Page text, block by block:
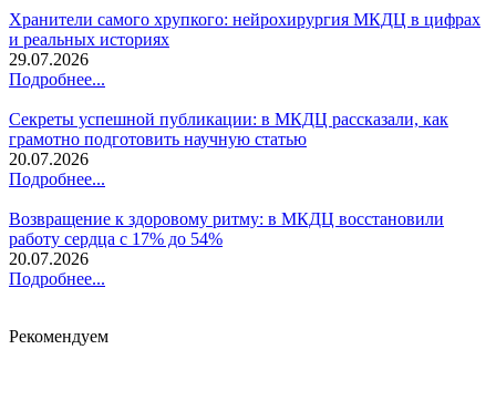
Хранители самого хрупкого: нейрохирургия МКДЦ в цифрах
и реальных историях
29.07.2026
Подробнее...
Секреты успешной публикации: в МКДЦ рассказали, как
грамотно подготовить научную статью
20.07.2026
Подробнее...
Возвращение к здоровому ритму: в МКДЦ восстановили
работу сердца с 17% до 54%
20.07.2026
Подробнее...
Рекомендуем